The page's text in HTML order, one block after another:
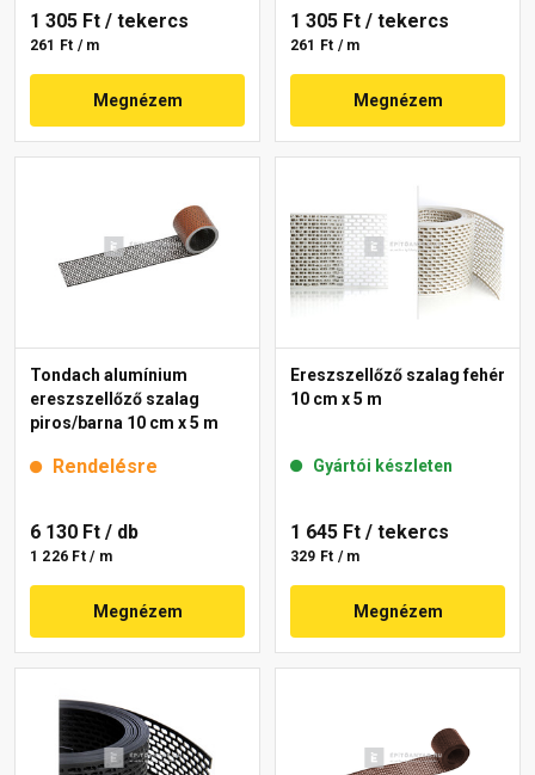
1 305 Ft / tekercs
261 Ft / m
Megnézem
1 305 Ft / tekercs
261 Ft / m
Megnézem
Tondach alumínium
ereszszellőző szalag
piros/barna 10 cm x 5 m
Rendelésre
6 130 Ft / db
1 226 Ft / m
Megnézem
Ereszszellőző szalag fehér
10 cm x 5 m
Gyártói készleten
1 645 Ft / tekercs
329 Ft / m
Megnézem